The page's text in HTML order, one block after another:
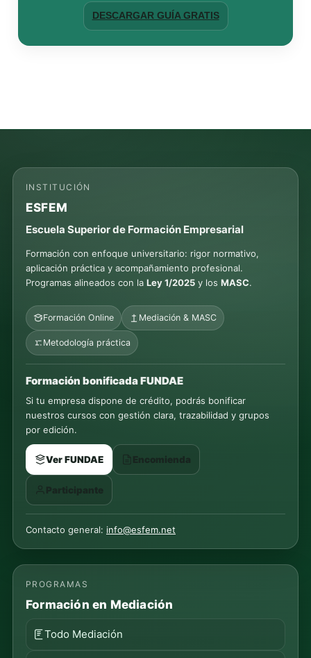
DESCARGAR GUÍA GRATIS
INSTITUCIÓN
ESFEM
Escuela Superior de Formación Empresarial
Formación con enfoque universitario: rigor normativo,
aplicación práctica y acompañamiento profesional.
Programas alineados con la Ley 1/2025 y los MASC.
Formación Online Mediación & MASC
Metodología práctica
Formación bonificada FUNDAE
Si tu empresa dispone de crédito, podrás bonificar
nuestros cursos con gestión clara, trazabilidad y grupos
por edición.
Ver FUNDAE Encomienda
Participante
Contacto general: info@esfem.net
PROGRAMAS
Formación en Mediación
Todo Mediación